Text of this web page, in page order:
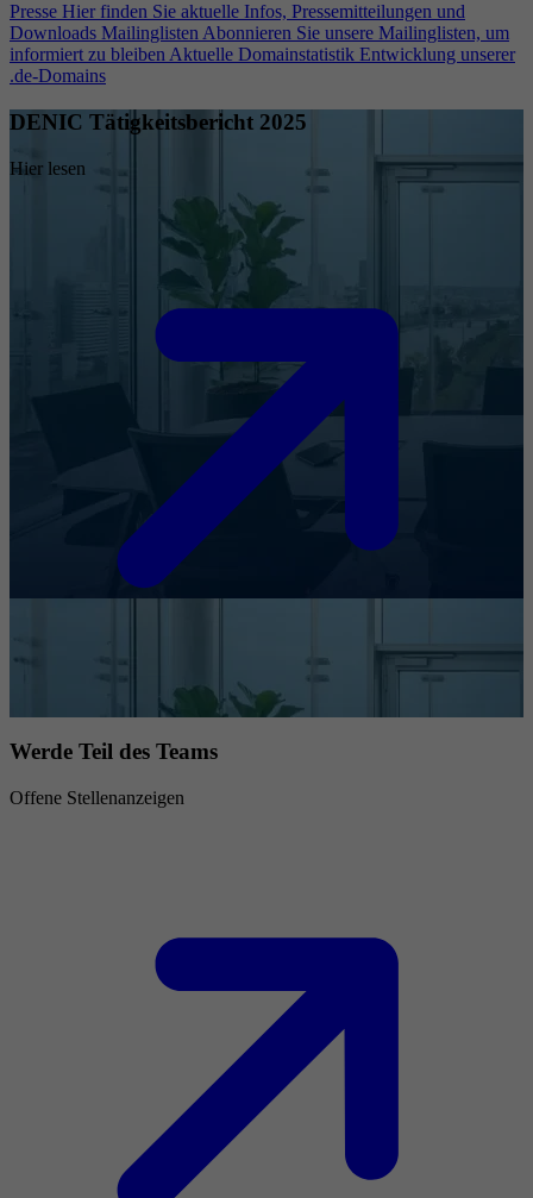
Presse Hier finden Sie aktuelle Infos, Pressemitteilungen und
Downloads Mailinglisten Abonnieren Sie unsere Mailinglisten, um
informiert zu bleiben Aktuelle Domainstatistik Entwicklung unserer
.de-Domains
DENIC Tätigkeitsbericht 2025
Hier lesen
Werde Teil des Teams
Offene Stellenanzeigen